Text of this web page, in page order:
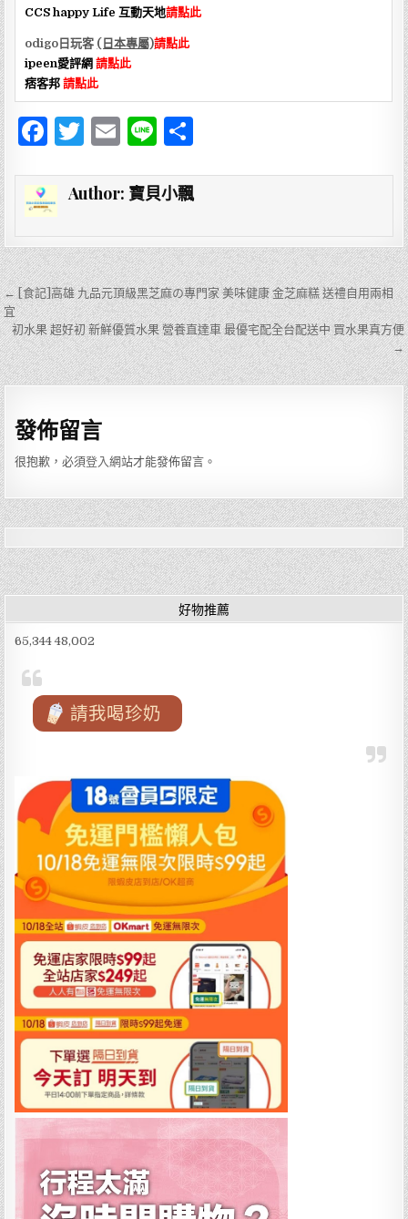
CCS happy Life 互動天地請點此
odigo日玩客 (日本專屬)請點此
ipeen愛評網請點此
痞客邦請點此
F
c
e
b
o
o
k
T
it
r
E
ai
Li
e
Author: 寶貝小飄
文
章
導
覽
← [食記]高雄 九品元頂級黑芝麻の專門家 美味健康 金芝麻糕 送禮自用兩相
宜
初水果 超好初 新鮮優質水果 營養直達車 最優宅配全台配送中 買水果真方便
→
發佈留言
很抱歉，必須登入網站才能發佈留言。
好物推薦
65,344 48,002
請我喝珍奶